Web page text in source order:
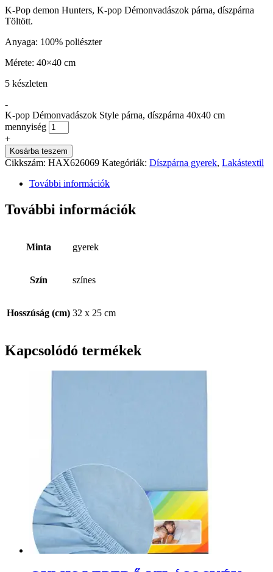
K-Pop demon Hunters, K-pop Démonvadászok párna, díszpárna
Töltött.
Anyaga: 100% poliészter
Mérete: 40×40 cm
5 készleten
-
K-pop Démonvadászok Style párna, díszpárna 40x40 cm
mennyiség
+
Kosárba teszem
Cikkszám: HAX626069 Kategóriák: Díszpárna gyerek, Lakástextil
További információk
További információk
Minta gyerek
Szín színes
Hosszúság (cm) 32 x 25 cm
Kapcsolódó termékek